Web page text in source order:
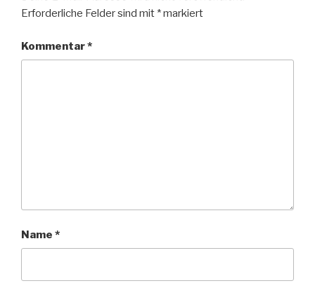
Erforderliche Felder sind mit *markiert
Kommentar*
Name *